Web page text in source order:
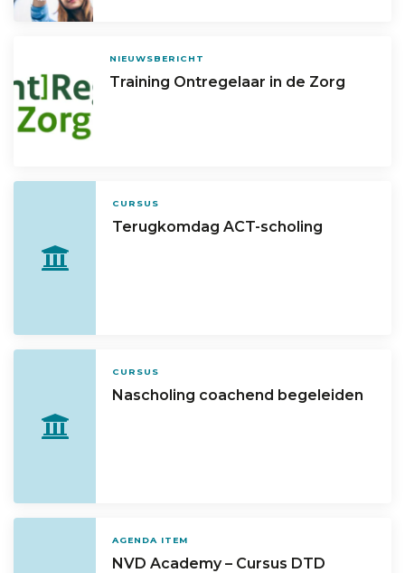
NIEUWSBERICHT
Training Ontregelaar in de Zorg
CURSUS
Terugkomdag ACT-scholing
CURSUS
Nascholing coachend begeleiden
AGENDA ITEM
NVD Academy – Cursus DTD